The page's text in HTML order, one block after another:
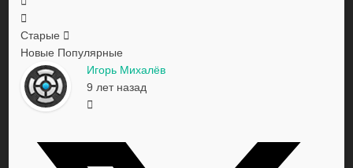
Старые
Новые Популярные
Игорь Михалёв
9 лет назад